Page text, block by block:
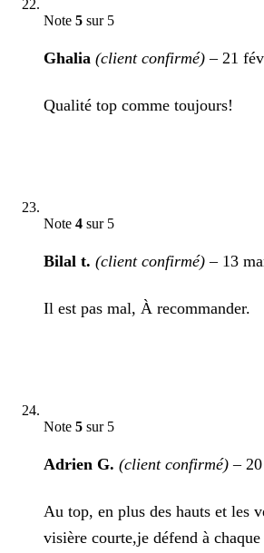
Note 5 sur 5
Ghalia (client confirmé) – 21
Qualité top comme toujours!
Note 4 sur 5
Bilal t. (client confirmé) – 13
Il est pas mal, À recommander.
Note 5 sur 5
Adrien G. (client confirmé) –
Au top, en plus des hauts et les
visière courte,je défend à